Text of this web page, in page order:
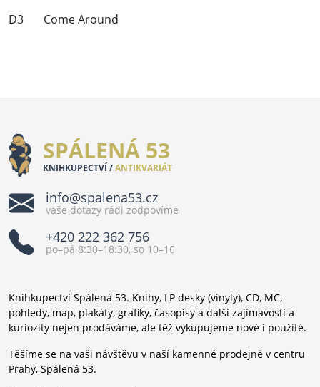
D3 Come Around
SPÁLENÁ 53
KNIHKUPECTVÍ /ANTIKVARIÁT
info@spalena53.cz
vaše dotazy rádi zodpovíme
+420 222 362 756
po–pá 8:30–18:30, so 10–16
Knihkupectví Spálená 53. Knihy, LP desky (vinyly), CD, MC,
pohledy, map, plakáty, grafiky, časopisy a další zajímavosti a
kuriozity nejen prodáváme, ale též vykupujeme nové i použité.
Těšíme se na vaši návštěvu v naší kamenné prodejně v centru
Prahy, Spálená 53.